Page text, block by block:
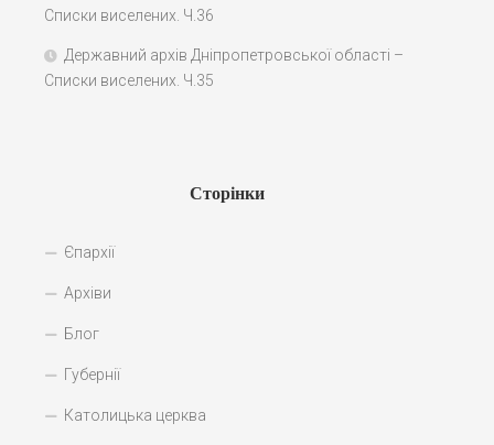
Списки виселених. Ч.36
Державний архів Дніпропетровської області –
Списки виселених. Ч.35
Сторінки
Єпархії
Архіви
Блог
Губернії
Католицька церква